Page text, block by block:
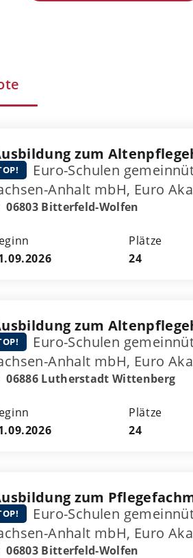
zum
Euro-Schulen
Anhalt mbH, Euro
06803 Bitterfeld-Wolfen
Plätze
24
zum
Euro-Schulen
Anhalt mbH, Euro
06886 Lutherstadt Wittenberg
Plätze
24
zum
Euro-Schulen
Anhalt mbH, Euro
06803 Bitterfeld-Wolfen